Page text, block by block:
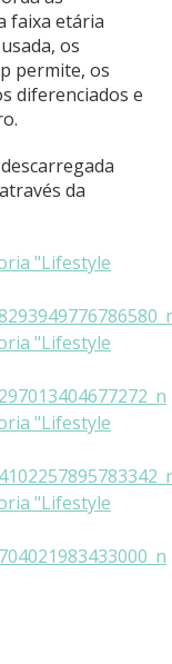
faixa etária
os
permite, os
diferenciados e
da